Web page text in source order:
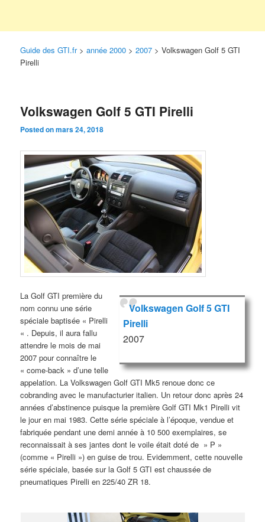
Guide des GTI.fr>année 2000 >2007 >Volkswagen Golf 5 GTI
Pirelli
Volkswagen Golf 5 GTI Pirelli
Posted onmars 24, 2018
Volkswagen Golf 5 GTI
Pirelli
2007
La Golf GTI première du
nom connu une série
spéciale baptisée « Pirelli
« . Depuis, il aura fallu
attendre le mois de mai
2007 pour connaître le
« come-back » d’une telle
appelation. La Volkswagen Golf GTI Mk5 renoue donc ce
cobranding avec le manufacturier italien. Un retour donc après 24
années d’abstinence puisque la première Golf GTI Mk1 Pirelli vit
le jour en mai 1983. Cette série spéciale à l’époque, vendue et
fabriquée pendant une demi année à 10 500 exemplaires, se
reconnaissait à ses jantes dont le voile était doté de » P »
(comme « Pirelli ») en guise de trou. Evidemment, cette nouvelle
série spéciale, basée sur la Golf 5 GTI est chaussée de
pneumatiques Pirelli en 225/40 ZR 18.